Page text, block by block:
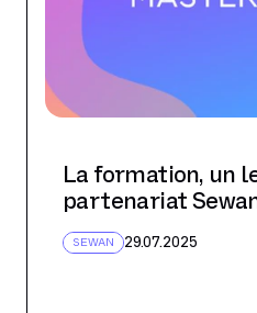
La formation, un
partenariat
SEWAN 29.07.2025